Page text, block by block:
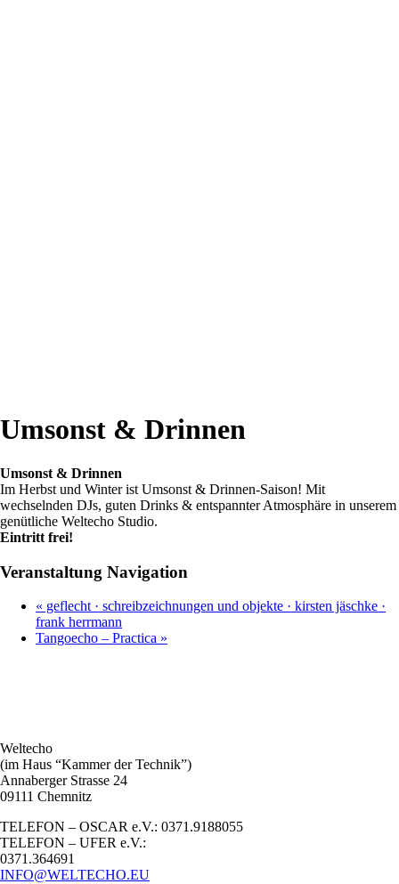
Umsonst & Drinnen
Umsonst & Drinnen
Im Herbst und Winter ist Umsonst & Drinnen-Saison! Mit
wechselnden DJs, guten Drinks & entspannter Atmosphäre in unserem
genütliche Weltecho Studio.
Eintritt frei!
Veranstaltung Navigation
« geflecht · schreibzeichnungen und objekte · kirsten jäschke ·
frank herrmann
Tangoecho – Practica »
Weltecho
(im Haus “Kammer der Technik”)
Annaberger Strasse 24
09111 Chemnitz
TELEFON – OSCAR e.V.: 0371.9188055
TELEFON – UFER e.V.:
0371.364691
INFO@WELTECHO.EU